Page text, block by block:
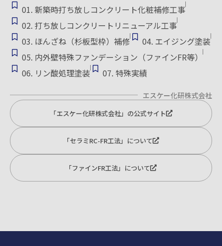
01. 新築時打ち放しコンクリート化粧補修工事
02. 打ち放しコンクリートリニューアル工事
03. ほんざね（杉板型枠）補修
04. エイジング塗装
05. 内外壁特殊ファンデーション（ファインFR等）
06. リン酸処理塗装
07. 特殊実績
エスケー化研株式会社
「エスケー化研株式会社」の公式サイト
「セラミRC-FR工法」について
「ファインFR工法」について